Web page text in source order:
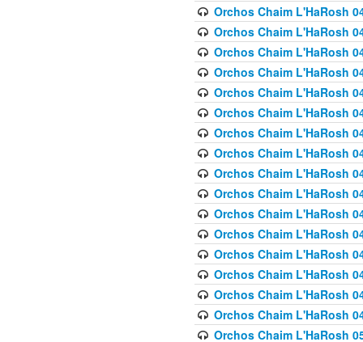
Orchos Chaim L'HaRosh
Orchos Chaim L'HaRosh
Orchos Chaim L'HaRosh
Orchos Chaim L'HaRosh
Orchos Chaim L'HaRosh
Orchos Chaim L'HaRosh
Orchos Chaim L'HaRosh
Orchos Chaim L'HaRosh
Orchos Chaim L'HaRosh
Orchos Chaim L'HaRosh
Orchos Chaim L'HaRosh
Orchos Chaim L'HaRosh
Orchos Chaim L'HaRosh
Orchos Chaim L'HaRosh
Orchos Chaim L'HaRosh
Orchos Chaim L'HaRosh
Orchos Chaim L'HaRosh